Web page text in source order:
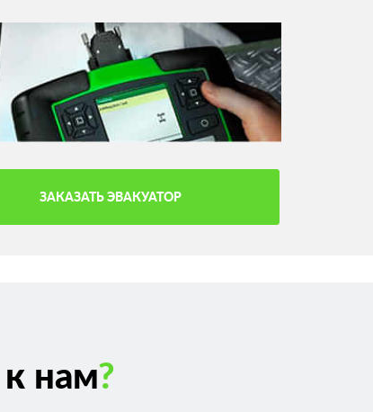
ЗАКАЗАТЬ ЭВАКУАТОР
нам?